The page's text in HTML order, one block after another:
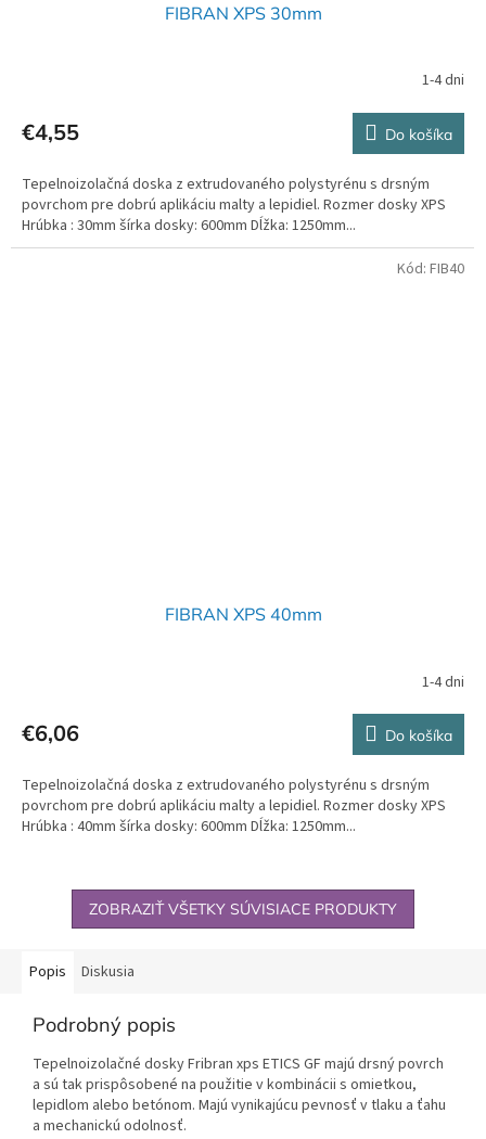
FIBRAN XPS 30mm
1-4 dni
€4,55 Do košíka
Tepelnoizolačná doska z extrudovaného polystyrénu s drsným
povrchom pre dobrú aplikáciu malty a lepidiel. Rozmer dosky XPS
Hrúbka : 30mm šírka dosky: 600mm Dĺžka: 1250mm...
FIBRAN XPS 40mm
1-4 dni
€6,06 Do košíka
Tepelnoizolačná doska z extrudovaného polystyrénu s drsným
povrchom pre dobrú aplikáciu malty a lepidiel. Rozmer dosky XPS
Hrúbka : 40mm šírka dosky: 600mm Dĺžka: 1250mm...
Kód: FIB40
ZOBRAZIŤ VŠETKY SÚVISIACE PRODUKTY
Popis Diskusia
Podrobný popis
Tepelnoizolačné dosky Fribran xps ETICS GF majú drsný povrch
a sú tak prispôsobené na použitie v kombinácii s omietkou,
lepidlom alebo betónom. Majú vynikajúcu pevnosť v tlaku a ťahu
a mechanickú odolnosť.